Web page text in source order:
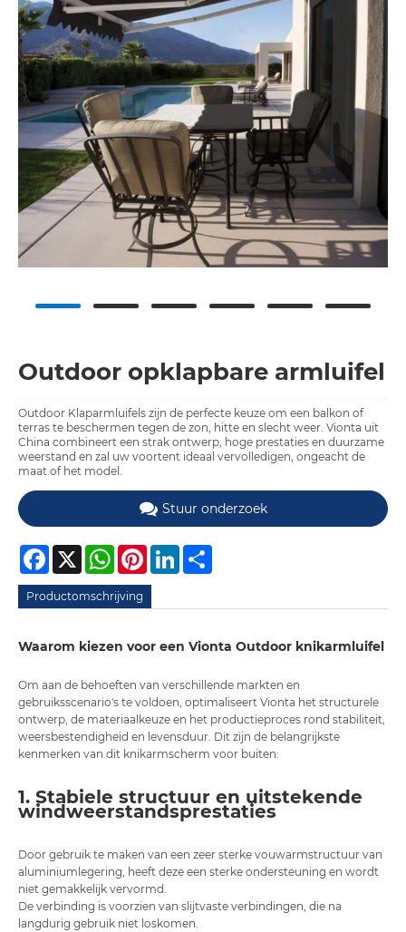
Outdoor opklapbare armluifel
Outdoor Klaparmluifels zijn de perfecte keuze om een ​​balkon of
terras te beschermen tegen de zon, hitte en slecht weer. Vionta uit
China combineert een strak ontwerp, hoge prestaties en duurzame
weerstand en zal uw voortent ideaal vervolledigen, ongeacht de
maat of het model.
Stuur onderzoek
Facebook
X WhatsAppPinterestLinkedIn
Productomschrijving
Waarom kiezen voor een Vionta Outdoor knikarmluifel
Om aan de behoeften van verschillende markten en
gebruiksscenario's te voldoen, optimaliseert Vionta het structurele
ontwerp, de materiaalkeuze en het productieproces rond stabiliteit,
weersbestendigheid en levensduur. Dit zijn de belangrijkste
kenmerken van dit knikarmscherm voor buiten:
1. Stabiele structuur en uitstekende
windweerstandsprestaties
Door gebruik te maken van een zeer sterke vouwarmstructuur van
aluminiumlegering, heeft deze een sterke ondersteuning en wordt
niet gemakkelijk vervormd.
De verbinding is voorzien van slijtvaste verbindingen, die na
langdurig gebruik niet loskomen.